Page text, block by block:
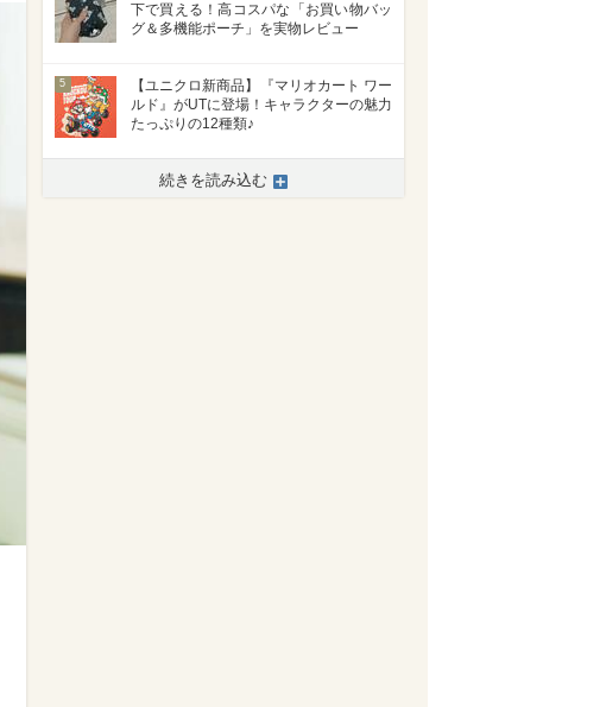
下で買える！高コスパな「お買い物バッ
グ＆多機能ポーチ」を実物レビュー
5
【ユニクロ新商品】『マリオカート ワー
ルド』がUTに登場！キャラクターの魅力
たっぷりの12種類♪
続きを読み込む